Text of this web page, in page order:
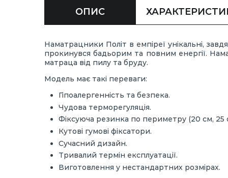
ОПИС
Наматрацники Політ в емпіреї унікальні,
прокинувся бадьорим та повним енергії.
матраца від пилу та бруду.
Модель має такі переваги:
Гіпоалергенність та безпека.
Чудова терморегуляція.
Фіксуюча резинка по периметру (20 см, 25
Кутові гумові фіксатори.
Сучасний дизайн.
Тривалий термін експлуатації.
Виготовлення у нестандартних розмірах.